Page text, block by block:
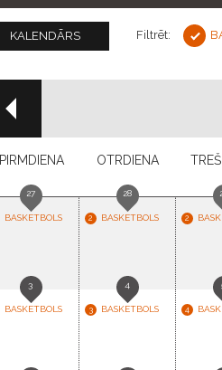
KALENDĀRS Filtrēt:
PIRMDIENA OTRDIENA T
27
BASKETBOLS
28
2 BASKETBOLS 2
3
BASKETBOLS
4
3 BASKETBOLS 4